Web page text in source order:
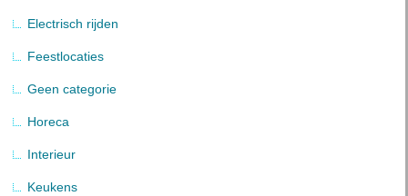
Electrisch rijden
Feestlocaties
Geen categorie
Horeca
Interieur
Keukens